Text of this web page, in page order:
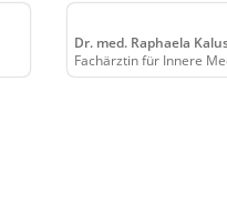
Dr. med. Raphaela
Fachärztin für Innere